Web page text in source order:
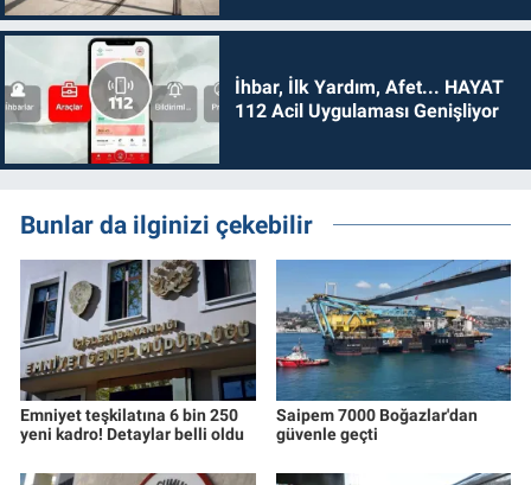
İhbar, İlk Yardım, Afet... HAYAT
112 Acil Uygulaması Genişliyor
Bunlar da ilginizi çekebilir
Emniyet teşkilatına 6 bin 250
yeni kadro! Detaylar belli oldu
Saipem 7000 Boğazlar'dan
güvenle geçti